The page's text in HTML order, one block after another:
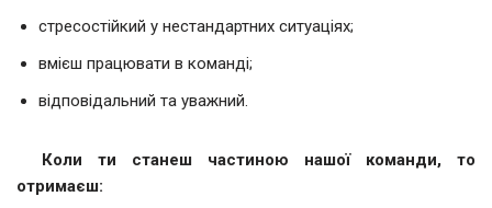
стресостійкий у нестандартних ситуаціях;
вмієш працювати в команді;
відповідальний та уважний.
Коли ти станеш частиною нашої команди, то
отримаєш: